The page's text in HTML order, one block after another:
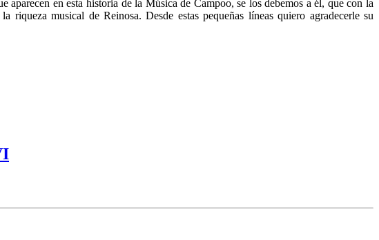
en esta historia de la Música de Campoo, se los debemos a él, que con la
musical de Reinosa. Desde estas pequeñas líneas quiero agradecerle su